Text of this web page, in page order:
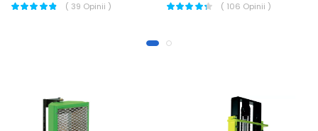
( 39 Opinii ) ( 106 Opinii )